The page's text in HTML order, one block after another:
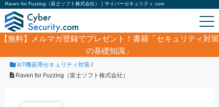
Raven for Fuzzing（富士ソフト株式会社）｜サイバーセキュリティ.com
【無料】
メルマガ登録でプレゼント！書籍「セキュリティ対策
の基礎知識」
製品・サービス/ その他セキュリティ
IoT機器用セキュリティ対策 /
Raven for Fuzzing（富士ソフト株式会社）